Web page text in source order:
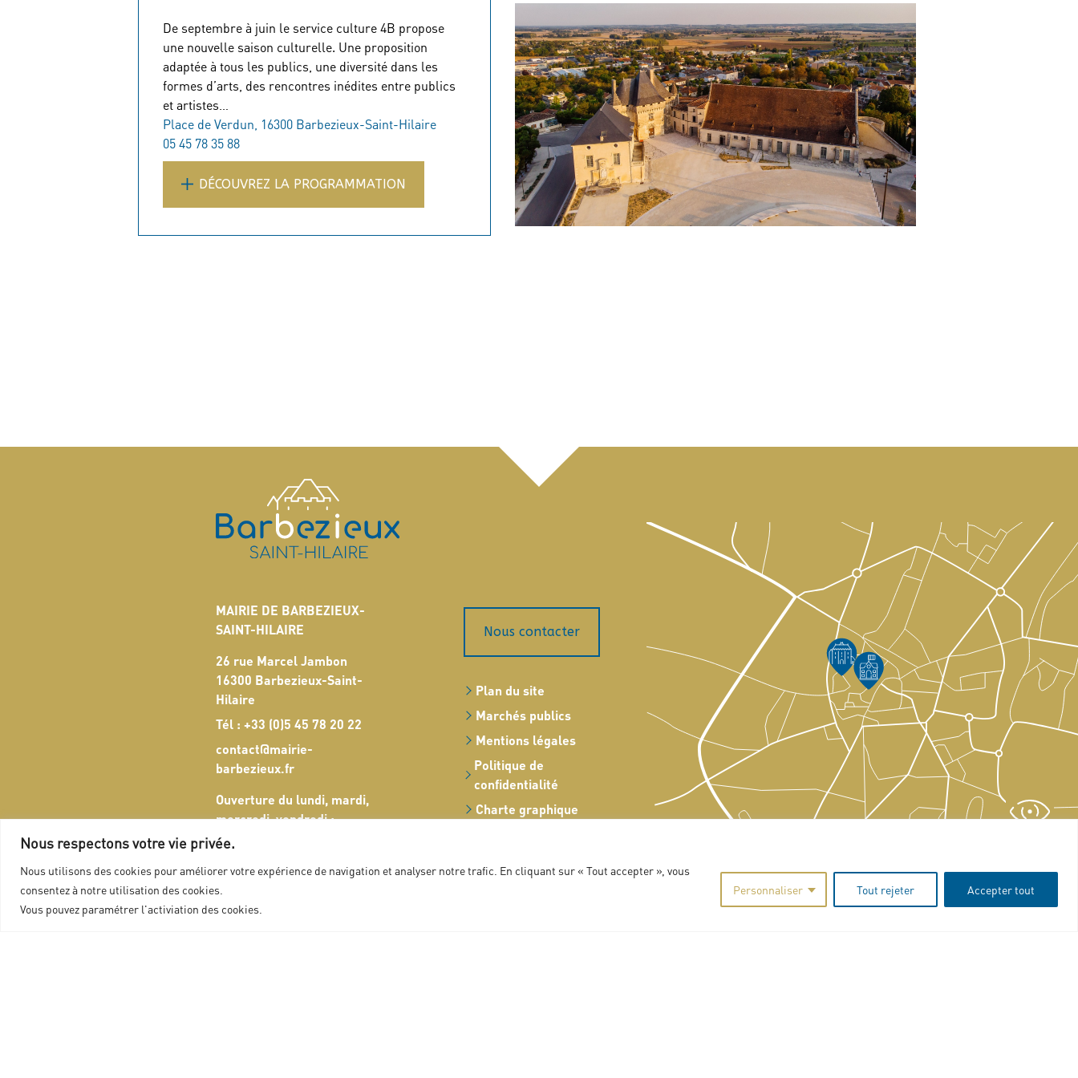
Nous respectons votre vie privée.
Nous utilisons des cookies pour améliorer votre expérience de navigation et analyser notre trafic. En cliquant sur « Tout accepter », vous
consentez à notre utilisation des cookies.
Vous pouvez paramétrer l'activiation des cookies.
Personnaliser Tout rejeter Accepter tout
De septembre à juin le service culture 4B propose
une nouvelle saison culturelle. Une proposition
adaptée à tous les publics, une diversité dans les
formes d’arts, des rencontres inédites entre publics
et artistes…
Place de Verdun, 16300 Barbezieux-Saint-Hilaire
05 45 78 35 88
DÉCOUVREZ LA PROGRAMMATION
MAIRIE DE BARBEZIEUX-
SAINT-HILAIRE
26 rue Marcel Jambon
16300 Barbezieux-Saint-
Hilaire
Tél : +33 (0)5 45 78 20 22
contact@mairie-
barbezieux.fr
Ouverture du lundi, mardi,
mercredi, vendredi :
8h30 - 12h15 / 13h30 - 17h00
8h30 - 11h15 / 13h30 - 17h00
Remises titres d’identité : du
Nous contacter
Plan du site
Marchés publics
Mentions légales
Politique de
confidentialité
Charte graphique